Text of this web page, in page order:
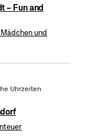
– Fun and
und
Uhrzeiten